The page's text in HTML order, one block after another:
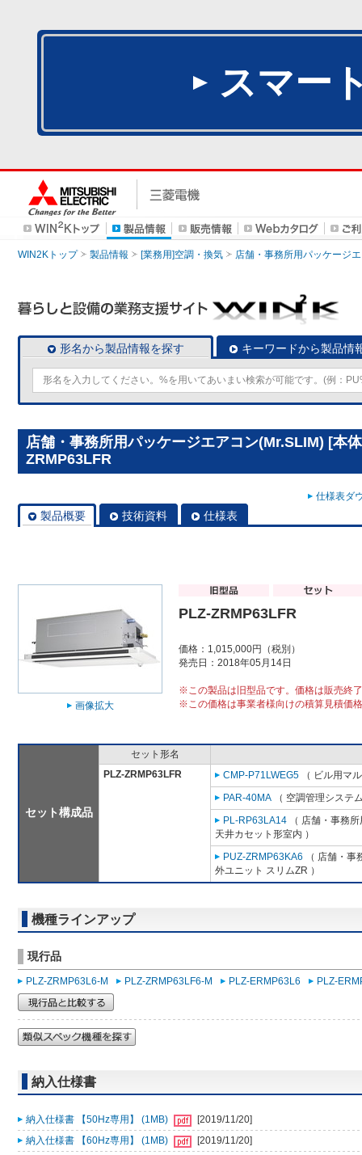
スマー
WIN2Kトップ 製品情報 [業務用]空調・換気 店舗・事務所用パッケージ
形名から製品情報を探す キーワードから製品情
店舗・事務所用パッケージエアコン(Mr.SLIM) [本
ZRMP63LFR
仕様表ダ
製品概要 技術資料 仕様表
画像拡大
PLZ-ZRMP63LFR
価格：1,015,000円（税別）
発売日：2018年05月14日
※この製品は旧型品です。価格は販売終
※この価格は事業者様向けの積算見積価
セット構成品
セット形名
PLZ-ZRMP63LFR
CMP-P71LWEG5 （ ビル用マ
PAR-40MA （ 空調管理システ
PL-RP63LA14 （ 店舗・事務
天井カセット形室内 ）
PUZ-ZRMP63KA6 （ 店舗・事
外ユニット スリムZR ）
機種ラインアップ
現行品
PLZ-ZRMP63L6-M PLZ-ZRMP63LF6-M PLZ-ERMP63L6 PLZ-
納入仕様書
納入仕様書 【50Hz専用】 (1MB)
[2019/11/20]
納入仕様書 【60Hz専用】 (1MB)
[2019/11/20]